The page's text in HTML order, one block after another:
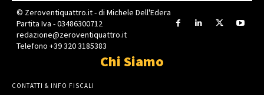
© Zeroventiquattro.it - di Michele Dell'Edera
Partita Iva - 03486300712
redazione@zeroventiquattro.it
Telefono +39 320 3185383
Chi Siamo
CONTATTI & INFO FISCALI